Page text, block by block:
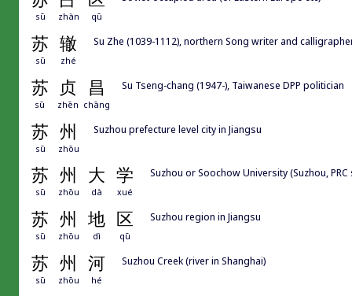
sū zhàn qū
苏 辙
sū zhé
Su Zhe (1039-1112), northern Song writer and
苏 贞 昌
sū zhēn chāng
Su Tseng-chang (1947-), Taiwanese DPP politician
苏 州
sū zhōu
Suzhou prefecture level city in Jiangsu
苏 州 大 学
sū zhōu dà xué
Suzhou or Soochow University (Suzhou, PRC
苏 州 地 区
sū zhōu dì qū
Suzhou region in Jiangsu
苏 州 河
sū zhōu hé
Suzhou Creek (river in Shanghai)